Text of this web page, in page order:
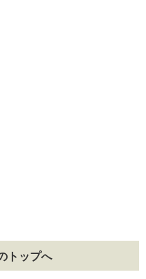
トップへ